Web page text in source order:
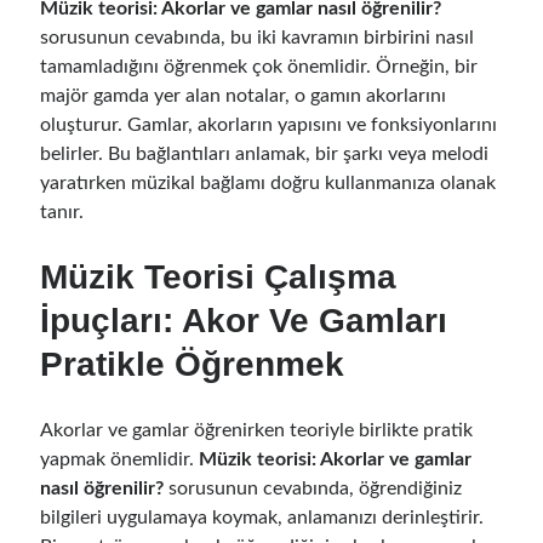
Müzik teorisi: Akorlar ve gamlar nasıl öğrenilir?
sorusunun cevabında, bu iki kavramın birbirini nasıl
tamamladığını öğrenmek çok önemlidir. Örneğin, bir
majör gamda yer alan notalar, o gamın akorlarını
oluşturur. Gamlar, akorların yapısını ve fonksiyonlarını
belirler. Bu bağlantıları anlamak, bir şarkı veya melodi
yaratırken müzikal bağlamı doğru kullanmanıza olanak
tanır.
Müzik Teorisi Çalışma
İpuçları: Akor Ve Gamları
Pratikle Öğrenmek
Akorlar ve gamlar öğrenirken teoriyle birlikte pratik
yapmak önemlidir. Müzik teorisi: Akorlar ve gamlar
nasıl öğrenilir? sorusunun cevabında, öğrendiğiniz
bilgileri uygulamaya koymak, anlamanızı derinleştirir.